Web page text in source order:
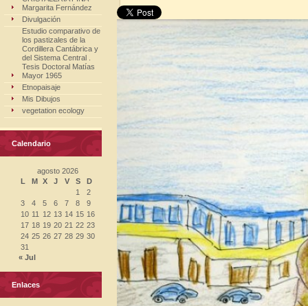
Margarita Fernández
Divulgación
Estudio comparativo de
los pastizales de la
Cordillera Cantábrica y
del Sistema Central .
Tesis Doctoral Matías
Mayor 1965
Etnopaisaje
Mis Dibujos
vegetation ecology
Calendario
agosto 2026
L
M X J V S
D
1
2
3
4 5 6 7 8
9
10 11 12 13 14 15 16
17 18 19 20 21 22 23
24 25 26 27 28 29 30
31
« Jul
Enlaces